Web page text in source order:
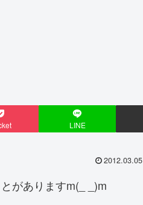
LINE
2012.03.05
がありますm(_ _)m